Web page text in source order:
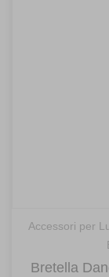
Accessori per
Bretella